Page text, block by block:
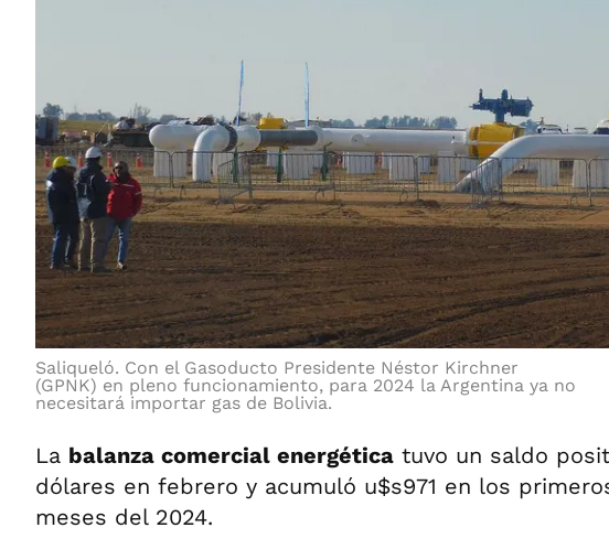
Saliqueló. Con el Gasoducto Presidente Néstor Kirchner
(GPNK) en pleno funcionamiento, para 2024 la Argentina ya no
necesitará importar gas de Bolivia.
La balanza comercial energética tuvo un saldo
dólares en febrero y acumuló u$s971 en los
meses del 2024.